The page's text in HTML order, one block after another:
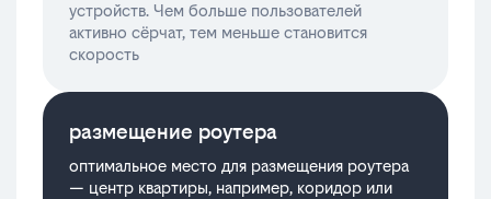
устройств. Чем больше пользователей
активно сёрчат, тем меньше становится
скорость
размещение роутера
оптимальное место для размещения роутера
— центр квартиры, например, коридор или